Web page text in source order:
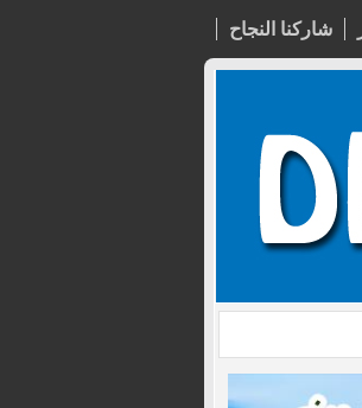
شاركنا النجاح